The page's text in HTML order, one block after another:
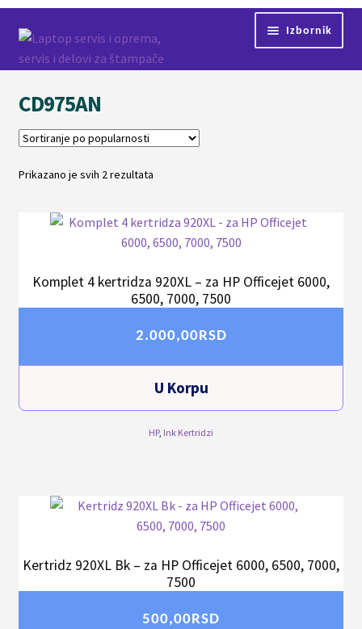
na
navigaciju
na
sadržaj
Izbornik
Početna
Servis
CD975AN
Prikazano je svih 2 rezultataSortirano
Komplet 4 kertridza 920XL – za HP Officejet 6000,
6500, 7000, 7500
2.000,00RSD
U Korpu
HP, Ink Kertridzi
Kertridz 920XL Bk – za HP Officejet 6000, 6500, 7000,
7500
500,00RSD